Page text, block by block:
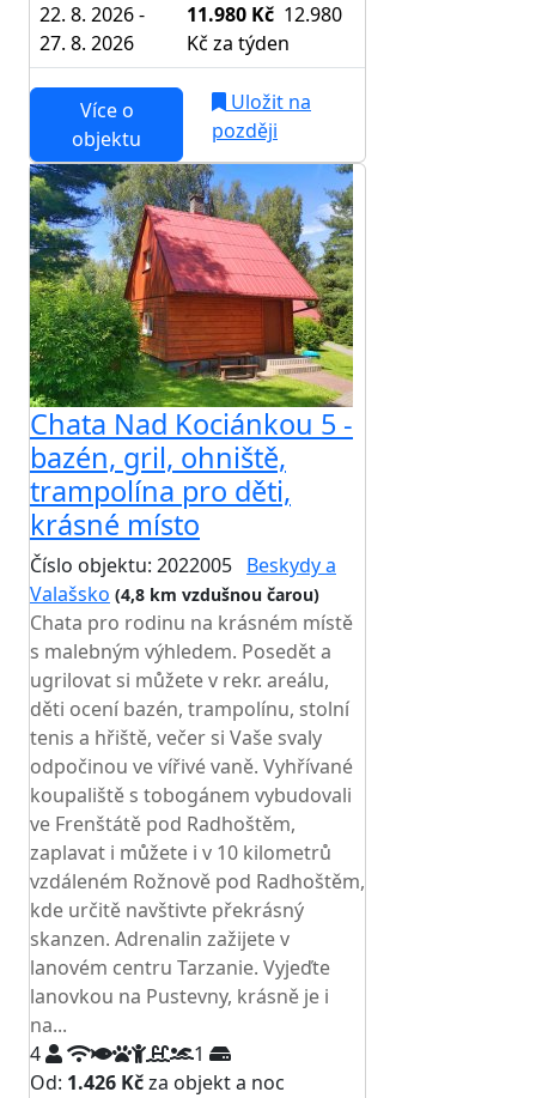
22. 8. 2026 -
27. 8. 2026
11.980 Kč 12.980
Kč za týden
Více o
objektu
Uložit na
později
Chata Nad Kociánkou 5 -
bazén, gril, ohniště,
trampolína pro děti,
krásné místo
Číslo objektu: 2022005 Beskydy a
Valašsko (4,8 km vzdušnou čarou)
Chata pro rodinu na krásném místě
s malebným výhledem. Posedět a
ugrilovat si můžete v rekr. areálu,
děti ocení bazén, trampolínu, stolní
tenis a hřiště, večer si Vaše svaly
odpočinou ve vířivé vaně. Vyhřívané
koupaliště s tobogánem vybudovali
ve Frenštátě pod Radhoštěm,
zaplavat i můžete i v 10 kilometrů
vzdáleném Rožnově pod Radhoštěm,
kde určitě navštivte překrásný
skanzen. Adrenalin zažijete v
lanovém centru Tarzanie. Vyjeďte
lanovkou na Pustevny, krásně je i
na...
4
1
Od: 1.426 Kčza objekt a noc